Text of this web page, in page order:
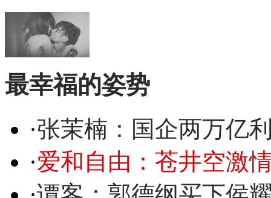
最幸福的姿势
·张茉楠：国企两万亿
·爱和自由：苍井空激